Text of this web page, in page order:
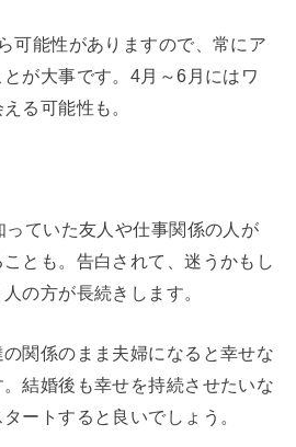
可能性がありますので、常にア
が大事です。4月～6月にはワ
る可能性も。
ていた友人や仕事関係の人が
とも。告白されて、迷うかもし
の方が長続きします。
関係のまま夫婦になると幸せな
結婚後も幸せを持続させたいな
ートすると良いでしょう。